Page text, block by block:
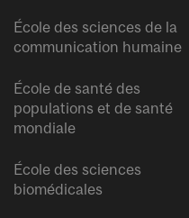
École des sciences de la
communication humaine
École de santé des
populations et de santé
mondiale
École des sciences
biomédicales